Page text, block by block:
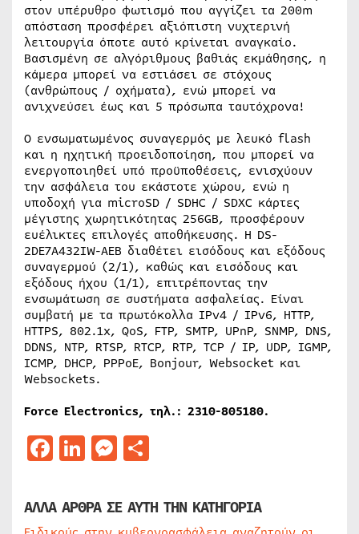
στον υπέρυθρο φωτισμό που αγγίζει τα 200m
απόσταση προσφέρει αξιόπιστη νυχτερινή
λειτουργία όποτε αυτό κρίνεται αναγκαίο.
Βασισμένη σε αλγόριθμους βαθιάς εκμάθησης, η
κάμερα μπορεί να εστιάσει σε στόχους
(ανθρώπους / οχήματα), ενώ μπορεί να
ανιχνεύσει έως και 5 πρόσωπα ταυτόχρονα!
Ο ενσωματωμένος συναγερμός με λευκό flash
και η ηχητική προειδοποίηση, που μπορεί να
ενεργοποιηθεί υπό προϋποθέσεις, ενισχύουν
την ασφάλεια του εκάστοτε χώρου, ενώ η
υποδοχή για microSD / SDHC / SDXC κάρτες
μέγιστης χωρητικότητας 256GB, προσφέρουν
ευέλικτες επιλογές αποθήκευσης. Η DS-
2DE7A432IW-AEB διαθέτει εισόδους και εξόδους
συναγερμού (2/1), καθώς και εισόδους και
εξόδους ήχου (1/1), επιτρέποντας την
ενσωμάτωση σε συστήματα ασφαλείας. Είναι
συμβατή με τα πρωτόκολλα IPv4 / IPv6, HTTP,
HTTPS, 802.1x, QoS, FTP, SMTP, UPnP, SNMP, DNS,
DDNS, NTP, RTSP, RTCP, RTP, TCP / IP, UDP, IGMP,
ICMP, DHCP, PPPoE, Bonjour, Websocket και
Websockets.
Force Electronics, τηλ.: 2310-805180.
Facebook
LinkedIn
Messenger
ΑΛΛΑ ΑΡΘΡΑ ΣΕ ΑΥΤΗ ΤΗΝ ΚΑΤΗΓΟΡΙΑ